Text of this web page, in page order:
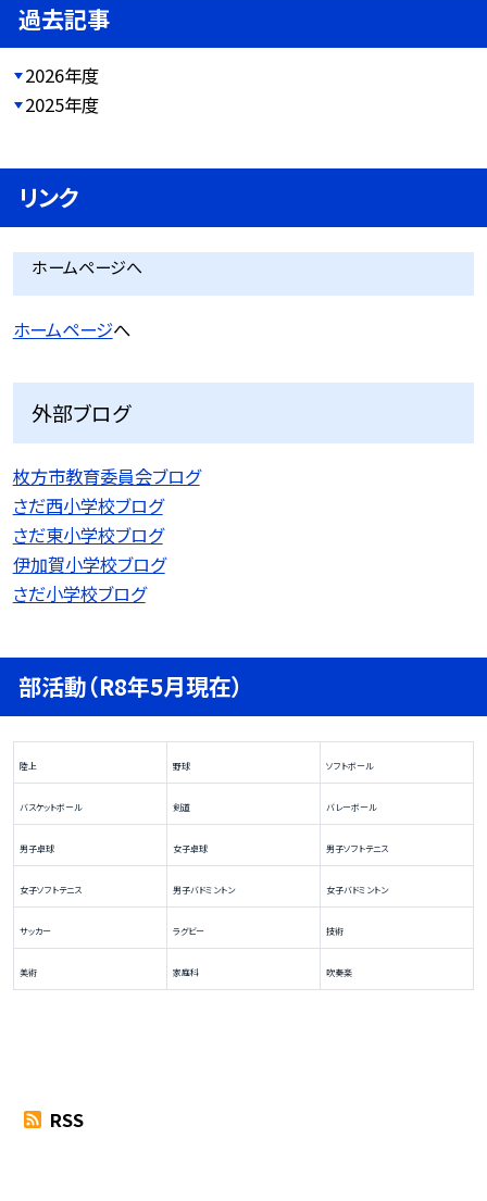
過去記事
2026年度
2025年度
リンク
ホームページへ
ホームページへ
外部ブログ
枚方市教育委員会ブログ
さだ西小学校ブログ
さだ東小学校ブログ
伊加賀小学校ブログ
さだ小学校ブログ
部活動（R8年5月現在）
陸上 野球 ソフトボール
バスケットボール 剣道 バレーボール
男子卓球 女子卓球 男子ソフトテニス
女子ソフトテニス 男子バドミントン 女子バドミントン
サッカー ラグビー 技術
美術 家庭科 吹奏楽
RSS